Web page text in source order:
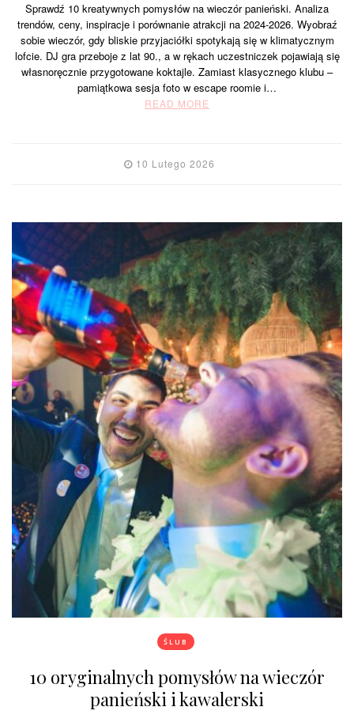
Sprawdź 10 kreatywnych pomysłów na wieczór panieński. Analiza
trendów, ceny, inspiracje i porównanie atrakcji na 2024-2026. Wyobraź
sobie wieczór, gdy bliskie przyjaciółki spotykają się w klimatycznym
lofcie. DJ gra przeboje z lat 90., a w rękach uczestniczek pojawiają się
własnoręcznie przygotowane koktajle. Zamiast klasycznego klubu –
pamiątkowa sesja foto w escape roomie i…
READ MORE
10 Lutego 2026
ŚLUB
10 oryginalnych pomysłów na wieczór
panieński i kawalerski